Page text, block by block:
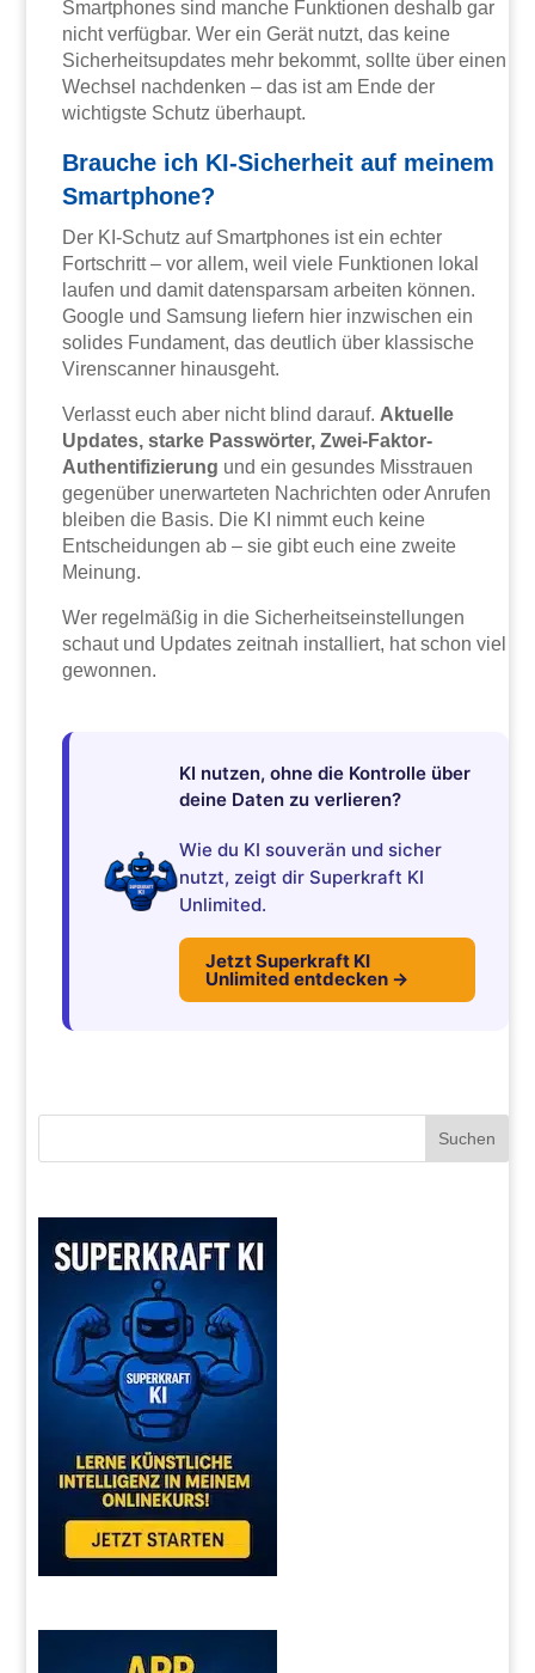
Smartphones sind manche Funktionen deshalb gar
nicht verfügbar. Wer ein Gerät nutzt, das keine
Sicherheitsupdates mehr bekommt, sollte über einen
Wechsel nachdenken – das ist am Ende der
wichtigste Schutz überhaupt.
Brauche ich KI-Sicherheit auf meinem
Smartphone?
Der KI-Schutz auf Smartphones ist ein echter
Fortschritt – vor allem, weil viele Funktionen lokal
laufen und damit datensparsam arbeiten können.
Google und Samsung liefern hier inzwischen ein
solides Fundament, das deutlich über klassische
Virenscanner hinausgeht.
Verlasst euch aber nicht blind darauf. Aktuelle
Updates, starke Passwörter, Zwei-Faktor-
Authentifizierung und ein gesundes Misstrauen
gegenüber unerwarteten Nachrichten oder Anrufen
bleiben die Basis. Die KI nimmt euch keine
Entscheidungen ab – sie gibt euch eine zweite
Meinung.
Wer regelmäßig in die Sicherheitseinstellungen
schaut und Updates zeitnah installiert, hat schon viel
gewonnen.
KI nutzen, ohne die Kontrolle über
deine Daten zu verlieren?
Wie du KI souverän und sicher
nutzt, zeigt dir Superkraft KI
Unlimited.
Jetzt Superkraft KI
Unlimited entdecken →